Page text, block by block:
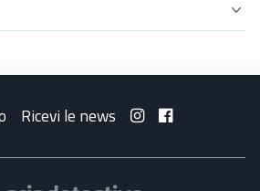
Ricevi le news